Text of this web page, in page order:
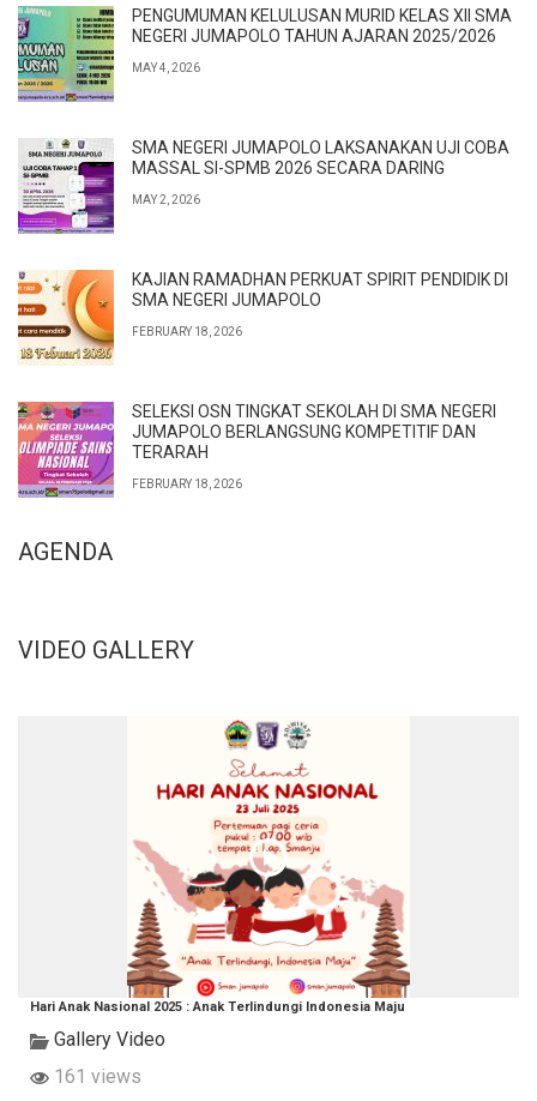
PENGUMUMAN KELULUSAN MURID KELAS XII SMA
NEGERI JUMAPOLO TAHUN AJARAN 2025/2026
MAY 4, 2026
SMA NEGERI JUMAPOLO LAKSANAKAN UJI COBA
MASSAL SI-SPMB 2026 SECARA DARING
MAY 2, 2026
KAJIAN RAMADHAN PERKUAT SPIRIT PENDIDIK DI
SMA NEGERI JUMAPOLO
FEBRUARY 18, 2026
SELEKSI OSN TINGKAT SEKOLAH DI SMA NEGERI
JUMAPOLO BERLANGSUNG KOMPETITIF DAN
TERARAH
FEBRUARY 18, 2026
AGENDA
VIDEO GALLERY
Hari Anak Nasional 2025 : Anak Terlindungi Indonesia Maju
Gallery Video
161 views